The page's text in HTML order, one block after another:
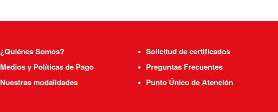
¿Quiénes Somos?
Medios y Políticas de Pago
Nuestras modalidades
Solicitud de certificados
Preguntas Frecuentes
Punto Único de Atención